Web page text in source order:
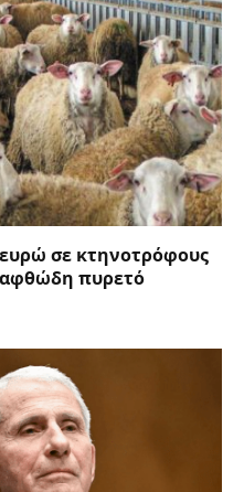
σε κτηνοτρόφους
αφθώδη πυρετό